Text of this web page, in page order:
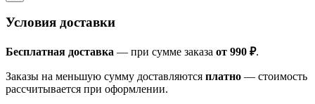
Условия доставки
Бесплатная доставка — при сумме заказа от 990 ₽.
Заказы на меньшую сумму доставляются платно — стоимость
рассчитывается при оформлении.